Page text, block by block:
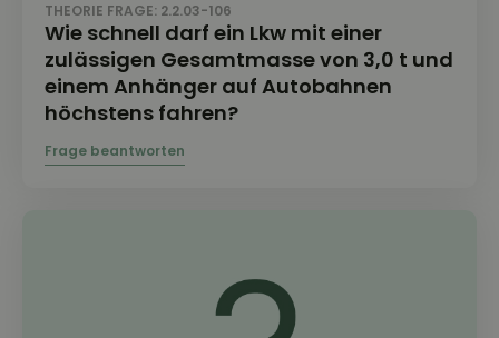
THEORIE FRAGE: 2.2.03-106
Wie schnell darf ein Lkw mit einer
zulässigen Gesamtmasse von 3,0 t und
einem Anhänger auf Autobahnen
höchstens fahren?